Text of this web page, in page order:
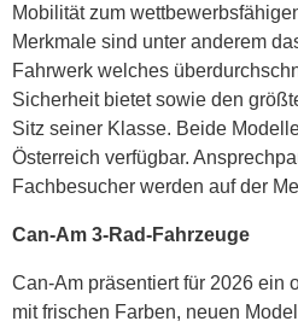
Mobilität zum
Merkmale sind unter anderem
Fahrwerk welches
Sicherheit bietet sowie den
Sitz seiner Klasse. Beide
Österreich verfügbar.
Fachbesucher werden auf der
Can-Am 3-Rad-Fahrzeuge
Can-Am präsentiert für 2026 ein
mit frischen Farben, neuen